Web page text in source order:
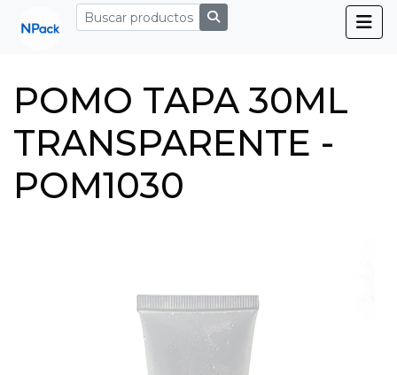
POMO TAPA 30ML
TRANSPARENTE -
POM1030